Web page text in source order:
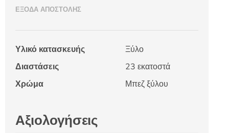
ΈΞΟΔΑ ΑΠΟΣΤΟΛΉΣ
Υλικό κατασκευής
Ξύλο
Διαστάσεις
23 εκατοστά
Χρώμα
Μπεζ ξύλου
Αξιολογήσεις